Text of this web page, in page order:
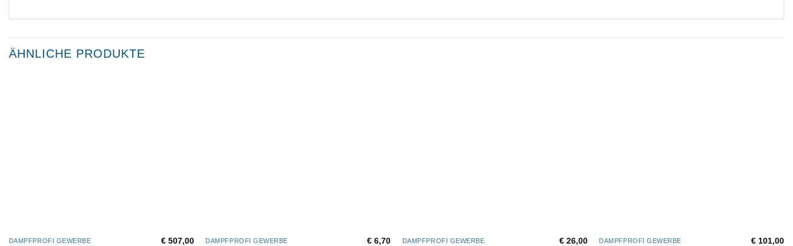
ÄHNLICHE PRODUKTE
DAMPFPROFI GEWERBE €507,00 DAMPFPROFI GEWERBE € 6,70 DAMPFPROFI GEWERBE €26,00 DAMPFPROFI GEWERBE € 101,00